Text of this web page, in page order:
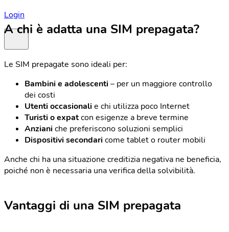
Login
A chi è adatta una SIM prepagata?
Le SIM prepagate sono ideali per:
Bambini e adolescenti– per un maggiore controllo
dei costi
Utenti occasionalie chi utilizza poco Internet
Turisti o expatcon esigenze a breve termine
Anzianiche preferiscono soluzioni semplici
Dispositivi secondaricome tablet o router mobili
Anche chi ha una situazione creditizia negativa ne beneficia,
poiché non è necessaria una verifica della solvibilità.
Vantaggi di una SIM prepagata